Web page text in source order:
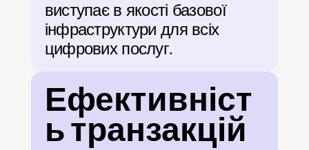
виступає в якості базової
інфраструктури для всіх
цифрових послуг.
Ефективніст
ь транзакцій